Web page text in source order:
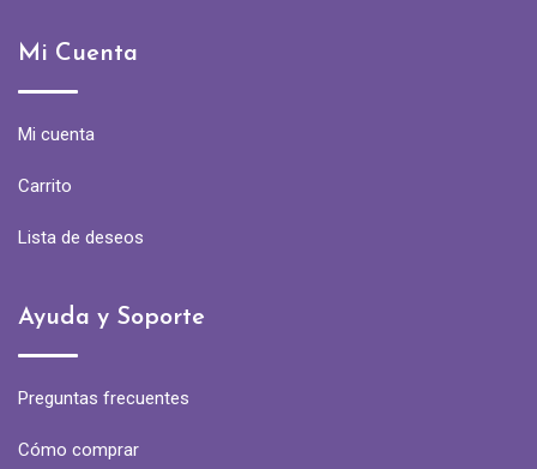
Mi Cuenta
Mi cuenta
Carrito
Lista de deseos
Ayuda y Soporte
Preguntas frecuentes
Cómo comprar